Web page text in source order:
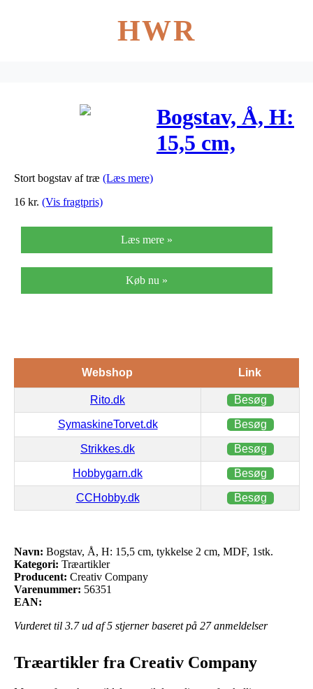
HWR
Bogstav, Å, H:
15,5 cm,
Stort bogstav af træ (Læs mere)
16 kr. (Vis fragtpris)
Læs mere »
Køb nu »
Webshop Link
Rito.dk Besøg
SymaskineTorvet.dk Besøg
Strikkes.dk Besøg
Hobbygarn.dk Besøg
CCHobby.dk Besøg
Navn: Bogstav, Å, H: 15,5 cm, tykkelse 2 cm, MDF, 1stk.
Kategori: Træartikler
Producent: Creativ Company
Varenummer: 56351
EAN:
Vurderet til 3.7ud af 5 stjerner baseret på 27anmeldelser
Træartikler fra Creativ Company